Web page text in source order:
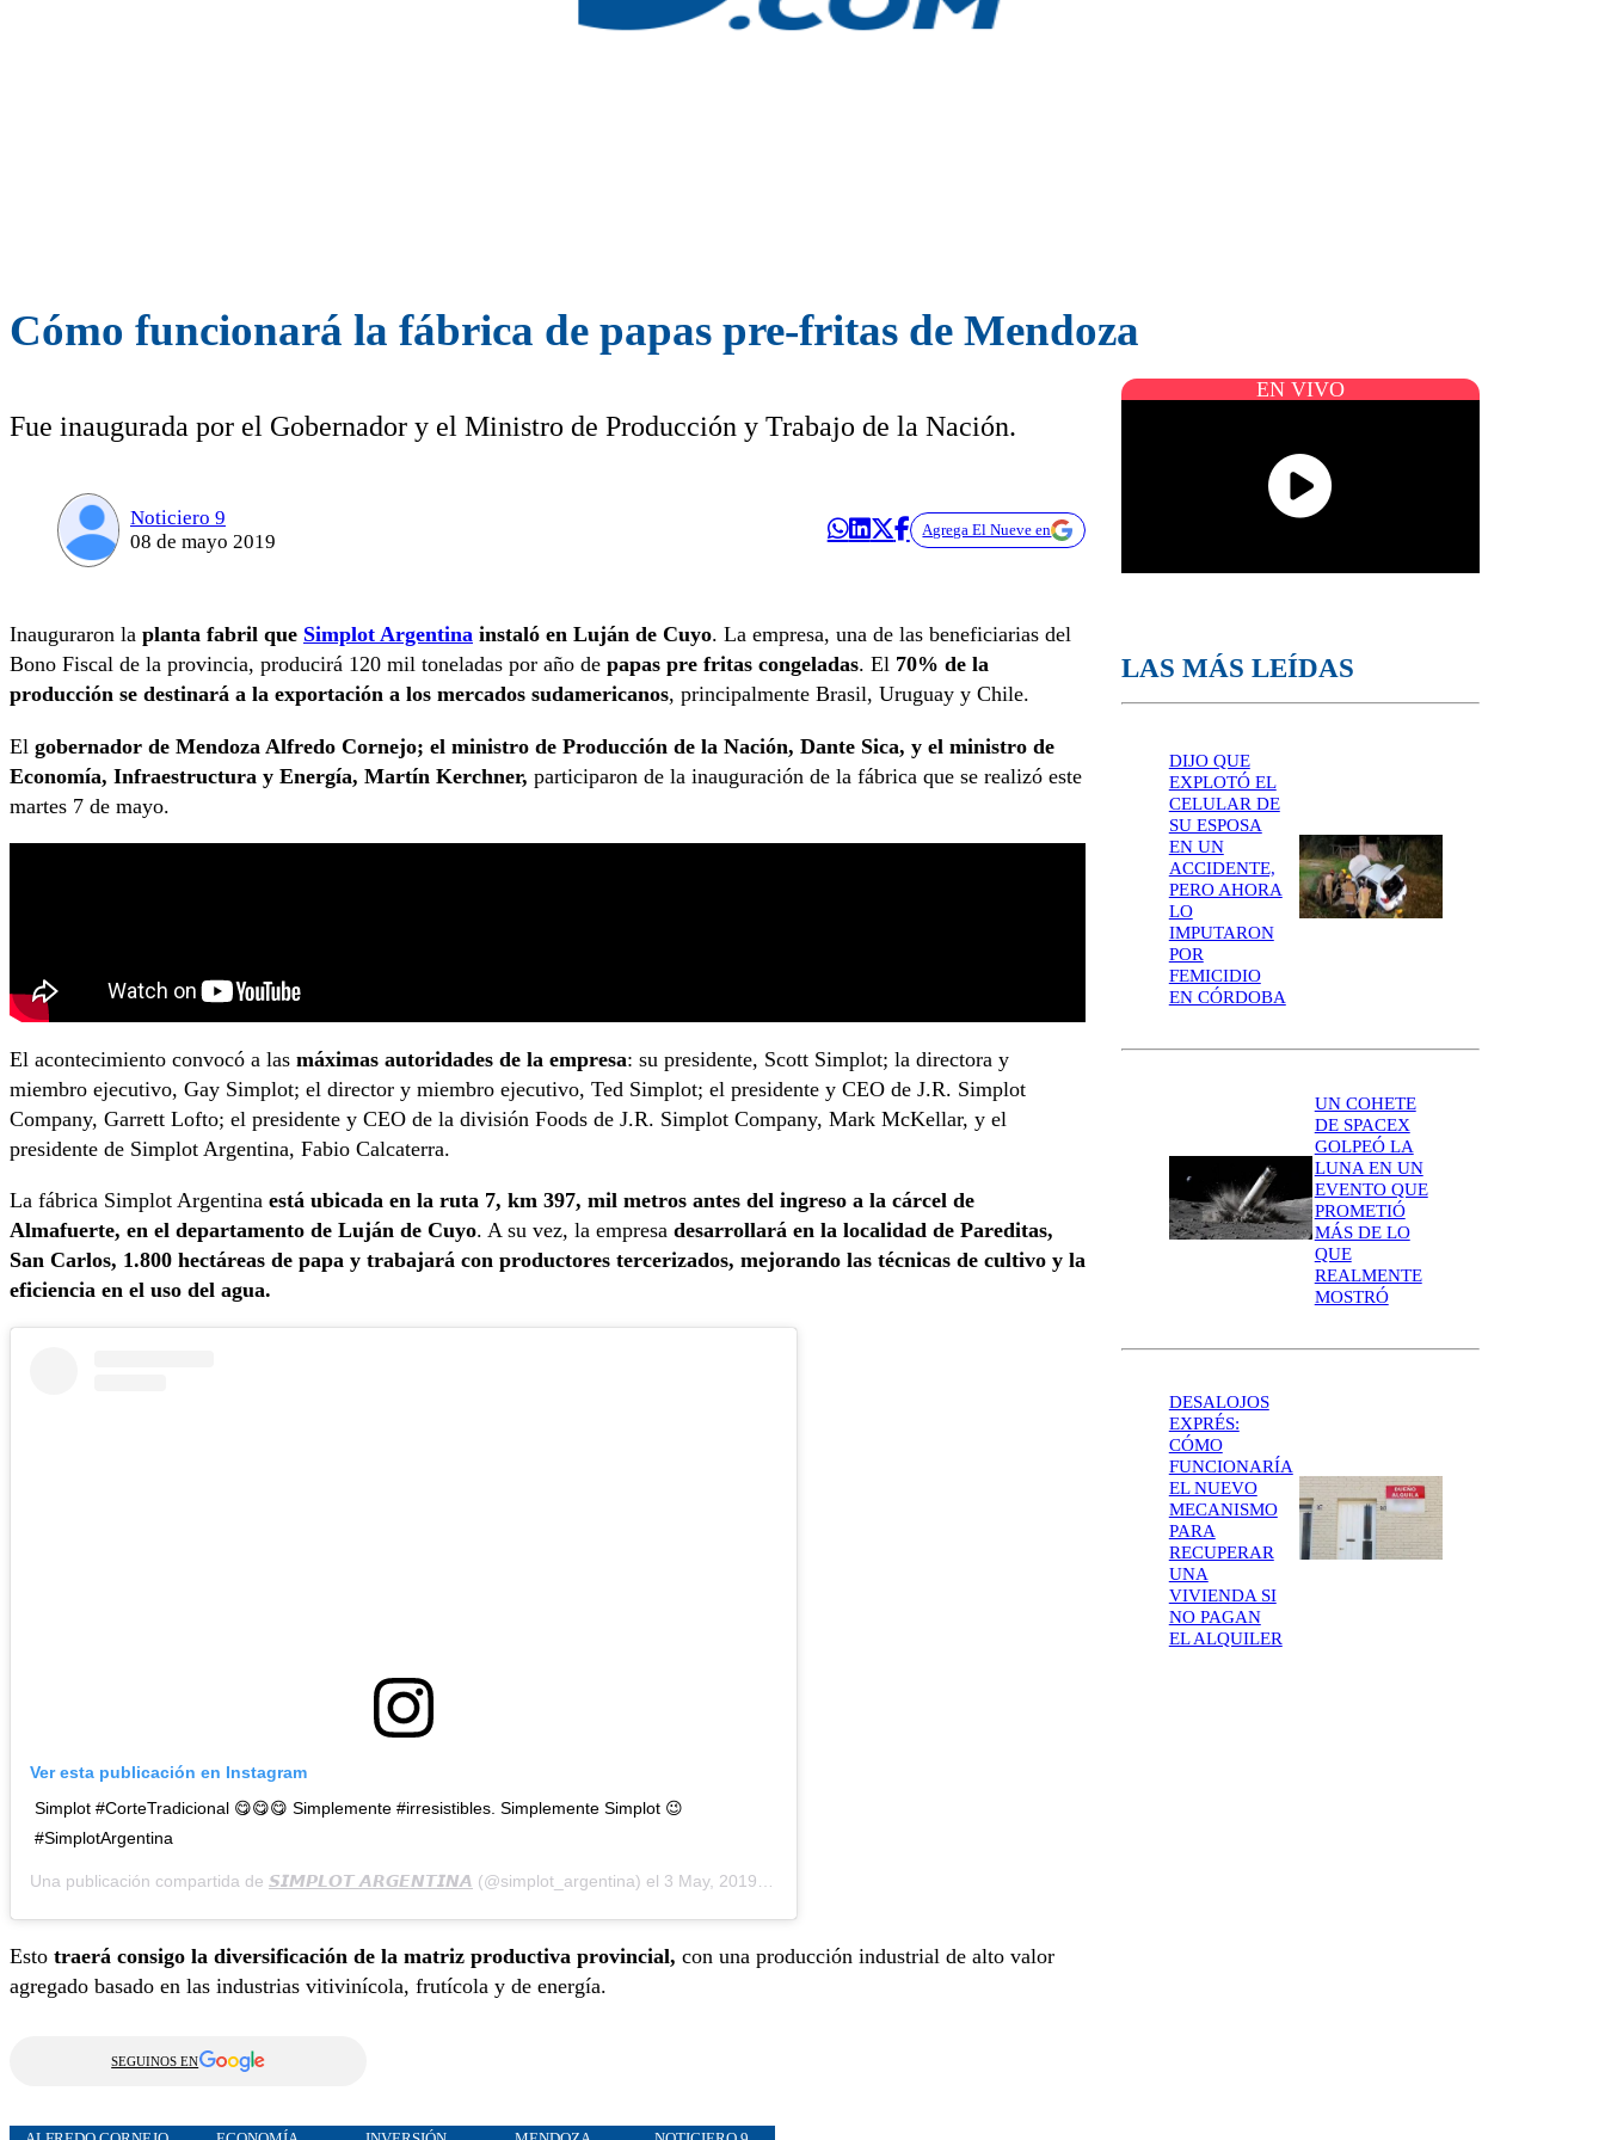
Cómo funcionará la fábrica de papas pre-fritas de Mendoza
Fue inaugurada por el Gobernador y el Ministro de Producción y Trabajo de la Nación.
Noticiero 9
08 de mayo 2019
Agrega El Nueve en
Inauguraron la planta fabril que Simplot Argentina instaló en Luján de Cuyo. La empresa, una de las beneficiarias del
Bono Fiscal de la provincia, producirá 120 mil toneladas por año de papas pre fritas congeladas. El 70% de la
producción se destinará a la exportación a los mercados sudamericanos, principalmente Brasil, Uruguay y Chile.
El gobernador de Mendoza Alfredo Cornejo; el ministro de Producción de la Nación, Dante Sica, y el ministro de
Economía, Infraestructura y Energía, Martín Kerchner, participaron de la inauguración de la fábrica que se realizó este
martes 7 de mayo.
El acontecimiento convocó a las máximas autoridades de la empresa: su presidente, Scott Simplot; la directora y
miembro ejecutivo, Gay Simplot; el director y miembro ejecutivo, Ted Simplot; el presidente y CEO de J.R. Simplot
Company, Garrett Lofto; el presidente y CEO de la división Foods de J.R. Simplot Company, Mark McKellar, y el
presidente de Simplot Argentina, Fabio Calcaterra.
La fábrica Simplot Argentina está ubicada en la ruta 7, km 397, mil metros antes del ingreso a la cárcel de
Almafuerte, en el departamento de Luján de Cuyo. A su vez, la empresa desarrollará en la localidad de Pareditas,
San Carlos, 1.800 hectáreas de papa y trabajará con productores tercerizados, mejorando las técnicas de cultivo y la
eficiencia en el uso del agua.
Ver esta publicación en Instagram
Simplot #CorteTradicional 😋😋😋 Simplemente #irresistibles. Simplemente Simplot 😉
#SimplotArgentina
Una publicación compartida de 𝙎𝙄𝙈𝙋𝙇𝙊𝙏 𝘼𝙍𝙂𝙀𝙉𝙏𝙄𝙉𝘼 (@simplot_argentina) el 3 May, 2019 a las 11:24 PDT
Esto traerá consigo la diversificación de la matriz productiva provincial, con una producción industrial de alto valor
agregado basado en las industrias vitivinícola, frutícola y de energía.
SEGUINOS EN
EN VIVO
LAS MÁS LEÍDAS
DIJO QUE
EXPLOTÓ EL
CELULAR DE
SU ESPOSA
EN UN
ACCIDENTE,
PERO AHORA
LO
IMPUTARON
POR
FEMICIDIO
EN CÓRDOBA
UN COHETE
DE SPACEX
GOLPEÓ LA
LUNA EN UN
EVENTO QUE
PROMETIÓ
MÁS DE LO
QUE
REALMENTE
MOSTRÓ
DESALOJOS
EXPRÉS:
CÓMO
FUNCIONARÍA
EL NUEVO
MECANISMO
PARA
RECUPERAR
UNA
VIVIENDA SI
NO PAGAN
EL ALQUILER